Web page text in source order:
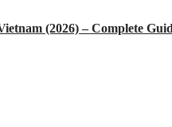
(2026) – Complete